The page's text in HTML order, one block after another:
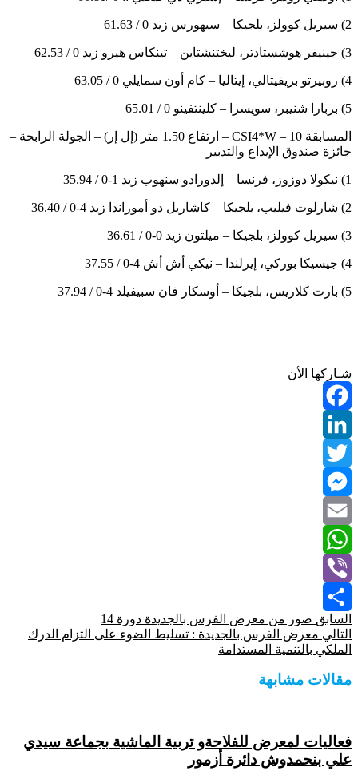
2) سيريل كوولز، بلجيكا – سيهورس زيد 0 / 61.63
3) جينيفر هوشستادتر، ليختنشتاين – تينكاس هيرو زيد 0 / 62.53
4) روبيرتو بريفيتالي، إيتاليا – كام أون سمايلي 0 / 63.05
5) بربارا شنيبر، سويسرا – كلينتفينو 0 / 65.01
المسابقة 10 – CSI4*W – ارتفاع 1.50 متر (إل إر) – الجولة الرابحة –
جائزة صندوق الإيداع والتدبير
1) نيكولا دوزوز، فرنسا – إلدورادو سنهوب زيد 1-0 / 35.94
2) شارلوت فيليب، بلجيكا – كاشاريل دو أموراندا زيد 4-0 / 36.40
3) سيريل كوولز، بلجيكا – ميلتون زيد 0-0 / 36.61
4) جيسيكا بوركي، إيرلندا – نيكي أش أش 4-0 / 37.55
5) بارت كلاريس، بلجيكا – أوسكار فان سبيفيلد 4-0 / 37.94
شـاركها الأن
Facebook
LinkedIn
Twitter
Messenger
Email
WhatsApp
Viber
Share
السابق صور من معرض الفرس بالجديدة دورة 14
التالي معرض الفرس بالجديدة : تسليط الضوء على التزام الدرك
الملكي بالتنمية المستدامة
مقالات مشابهة
فعاليات لمعرض للفلاحةو تربية الماشية بجماعة سيدي
علي بنحمدوش دائرة أزمور